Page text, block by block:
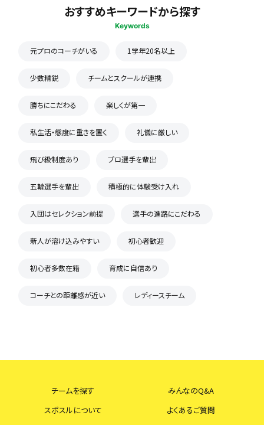
おすすめキーワードから探す
Keywords
元プロのコーチがいる 1学年20名以上
少数精鋭 チームとスクールが連携
勝ちにこだわる 楽しくが第一
私生活・態度に重きを置く 礼儀に厳しい
飛び級制度あり プロ選手を輩出
五輪選手を輩出 積極的に体験受け入れ
入団はセレクション前提 選手の進路にこだわる
新人が溶け込みやすい 初心者歓迎
初心者多数在籍 育成に自信あり
コーチとの距離感が近い レディースチーム
チームを探す
みんなのQ&A
スポスルについて
よくあるご質問